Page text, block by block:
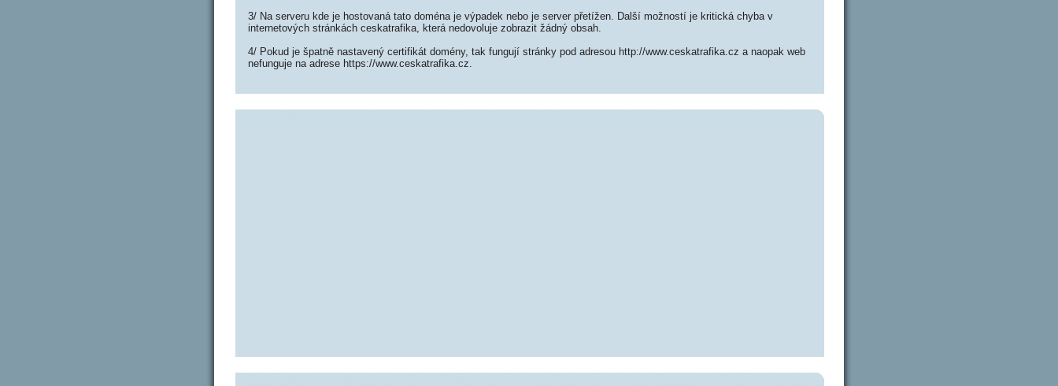
3/ Na serveru kde je hostovaná tato doména je výpadek nebo je server přetížen. Další možností je kritická chyba v
internetových stránkách ceskatrafika, která nedovoluje zobrazit žádný obsah.
4/ Pokud je špatně nastavený certifikát domény, tak fungují stránky pod adresou http://www.ceskatrafika.cz a naopak web
nefunguje na adrese https://www.ceskatrafika.cz.